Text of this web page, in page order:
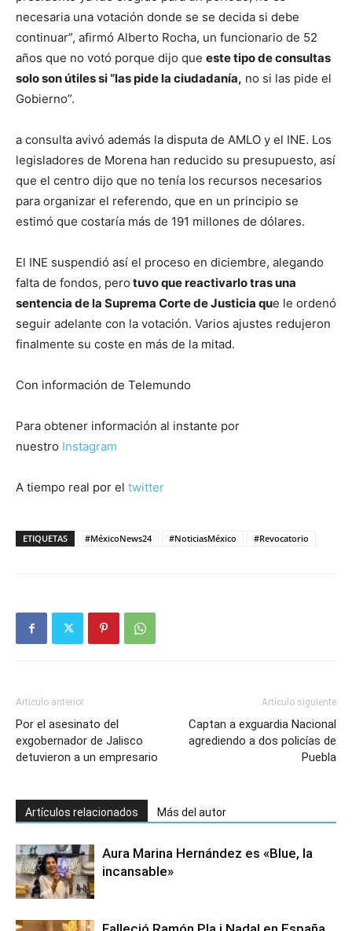
necesaria una votación donde se se decida si debe
continuar”, afirmó Alberto Rocha, un funcionario de 52
años que no votó porque dijo que este tipo de consultas
solo son útiles si “las pide la ciudadanía, no si las pide el
Gobierno”.
a consulta avivó además la disputa de AMLO y el INE. Los
legisladores de Morena han reducido su presupuesto, así
que el centro dijo que no tenía los recursos necesarios
para organizar el referendo, que en un principio se
estimó que costaría más de 191 millones de dólares.
El INE suspendió así el proceso en diciembre, alegando
falta de fondos, pero tuvo que reactivarlo tras una
sentencia de la Suprema Corte de Justicia que le ordenó
seguir adelante con la votación. Varios ajustes redujeron
finalmente su coste en más de la mitad.
Con información de Telemundo
Para obtener información al instante por
nuestro Instagram
A tiempo real por el twitter
ETIQUETAS #MéxicoNews24 #NoticiasMéxico #Revocatorio
Artículo anterior
Por el asesinato del
exgobernador de Jalisco
detuvieron a un empresario
Artículo siguiente
Captan a exguardia Nacional
agrediendo a dos policías de
Puebla
Artículos relacionados Más del autor
Aura Marina Hernández es «Blue, la
incansable»